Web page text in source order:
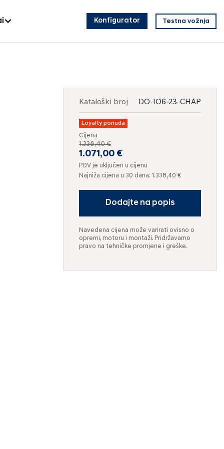
Konfigurator Testna vožnja
Kataloški broj DO-IO6-23-CHAP
Loyalty ponuda
Cijena
1.338,40 €
1.071,00 €
PDV je uključen u cijenu
Najniža cijena u 30 dana: 1.338,40 €
Dodajte na popis
Navedena cijena može varirati ovisno o
opremi, motoru i montaži. Pridržavamo
pravo na tehničke promjene i greške.